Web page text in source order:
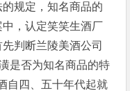
规定，知名商品的
，认定笑笑生酒厂
判断兰陵美酒公司
是否为知名商品的特
自四、五十年代起就